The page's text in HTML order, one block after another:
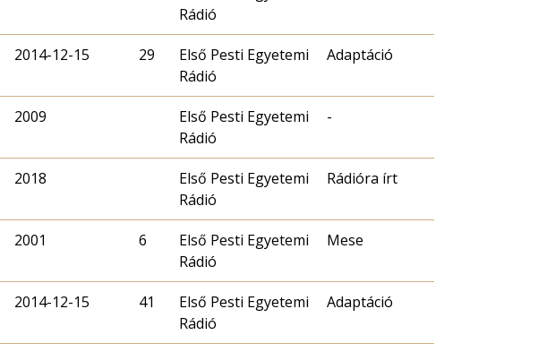
Rádió
2014-12-15 29
Első Pesti Egyetemi
Rádió
Adaptáció
2009
Első Pesti Egyetemi
Rádió
-
2018
Első Pesti Egyetemi
Rádió
Rádióra írt
2001 6
Első Pesti Egyetemi
Rádió
Mese
2014-12-15 41
Első Pesti Egyetemi
Rádió
Adaptáció